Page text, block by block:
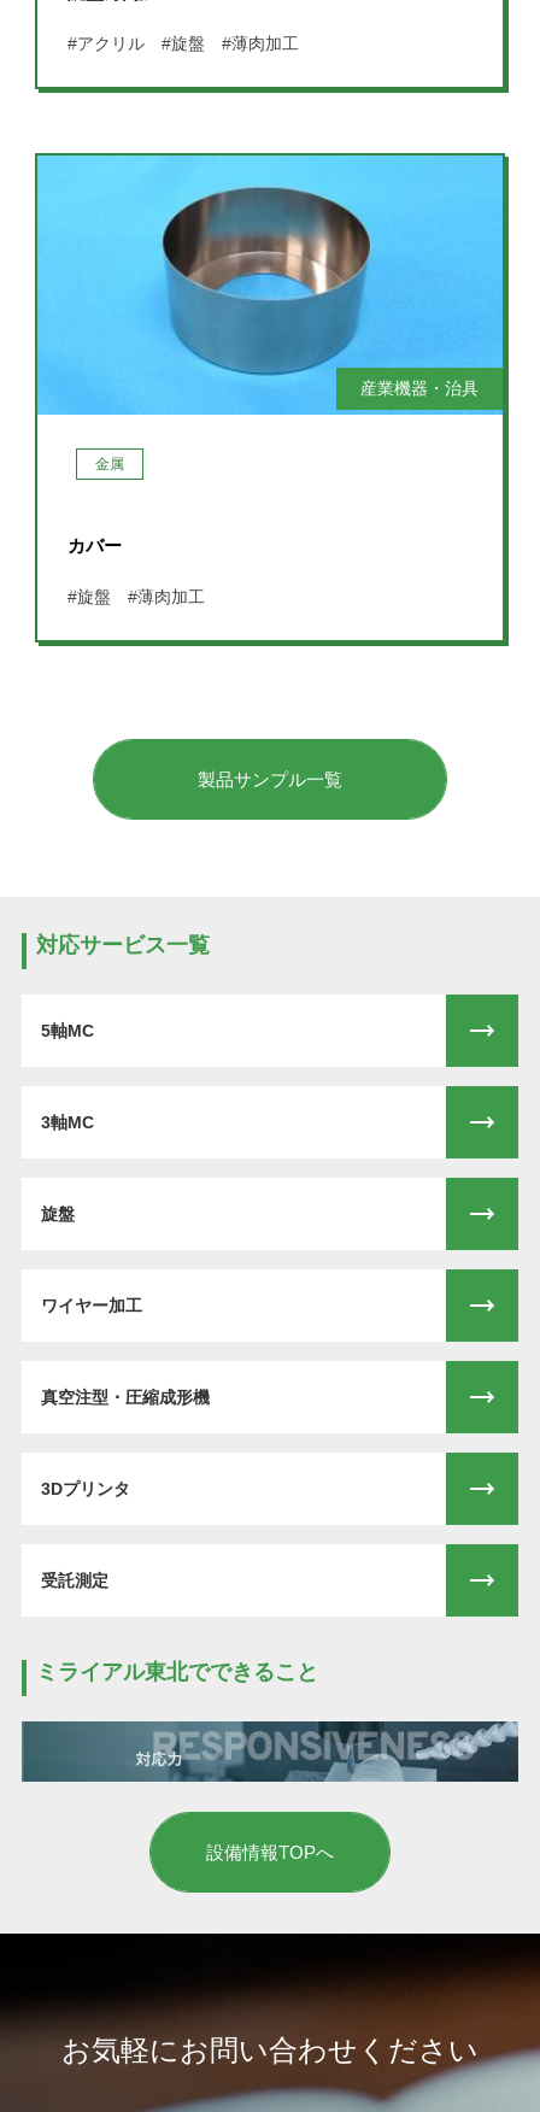
#アクリル #旋盤 #薄肉加工
産業機器・治具
金属
カバー
#旋盤 #薄肉加工
製品サンプル一覧
対応サービス一覧
5軸MC
3軸MC
旋盤
ワイヤー加工
真空注型・圧縮成形機
3Dプリンタ
受託測定
ミライアル東北でできること
設備情報TOPへ
お気軽にお問い合わせください